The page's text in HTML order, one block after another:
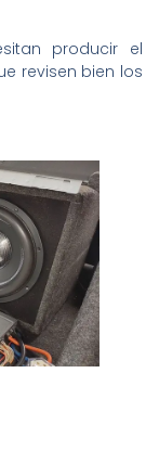
producir el
revisen bien los